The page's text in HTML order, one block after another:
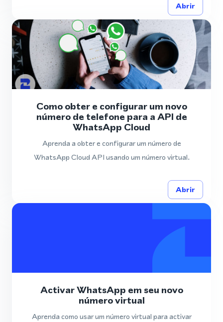
Abrir
Como obter e configurar um novo
número de telefone para a API de
WhatsApp Cloud
Aprenda a obter e configurar um número de
WhatsApp Cloud API usando um número virtual.
Abrir
Activar WhatsApp em seu novo
número virtual
Aprenda como usar um número virtual para activar